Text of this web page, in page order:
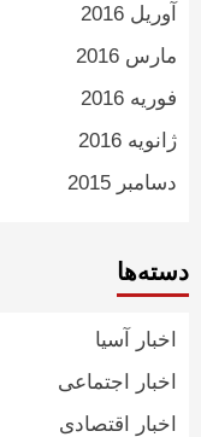
آوریل 2016
مارس 2016
فوریه 2016
ژانویه 2016
دسامبر 2015
دسته‌ها
اخبار آسیا
اخبار اجتماعی
اخبار اقتصادی